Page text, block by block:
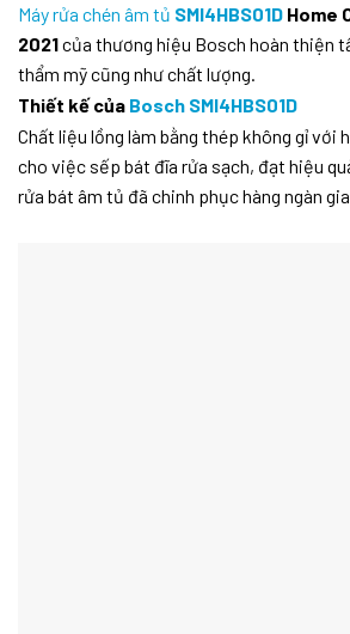
Máy rửa chén âm tủ SMI4HBS01D Home
2021của thương hiệu Bosch hoàn thiện
thẩm mỹ cũng như chất lượng.
Thiết kế của Bosch SMI4HBS01D
Chất liệu lồng làm bằng thép không gỉ với
cho việc sếp bát đĩa rửa sạch, đạt hiệu
rửa bát âm tủ đã chinh phục hàng ngàn